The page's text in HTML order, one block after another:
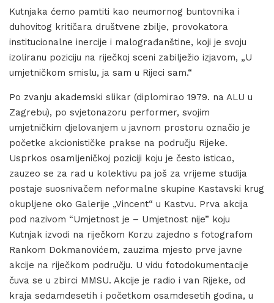
Kutnjaka ćemo pamtiti kao neumornog buntovnika i
duhovitog kritičara društvene zbilje, provokatora
institucionalne inercije i malograđanštine, koji je svoju
izoliranu poziciju na riječkoj sceni zabilježio izjavom, „U
umjetničkom smislu, ja sam u Rijeci sam.“
Po zvanju akademski slikar (diplomirao 1979. na ALU u
Zagrebu), po svjetonazoru performer, svojim
umjetničkim djelovanjem u javnom prostoru označio je
početke akcionističke prakse na području Rijeke.
Usprkos osamljeničkoj poziciji koju je često isticao,
zauzeo se za rad u kolektivu pa još za vrijeme studija
postaje suosnivačem neformalne skupine Kastavski krug
okupljene oko Galerije „Vincent“ u Kastvu. Prva akcija
pod nazivom “Umjetnost je – Umjetnost nije” koju
Kutnjak izvodi na riječkom Korzu zajedno s fotografom
Rankom Dokmanovićem, zauzima mjesto prve javne
akcije na riječkom području. U vidu fotodokumentacije
čuva se u zbirci MMSU. Akcije je radio i van Rijeke, od
kraja sedamdesetih i početkom osamdesetih godina, u